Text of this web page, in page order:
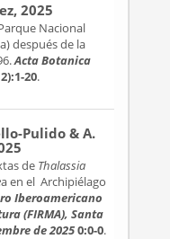
2025
Nacional
después de la
Acta Botanica
20.
Pulido & A.
de Thalassia
a en el Archipiélago
Iberoamericano
(FIRMA), Santa
de 20250:0-0.